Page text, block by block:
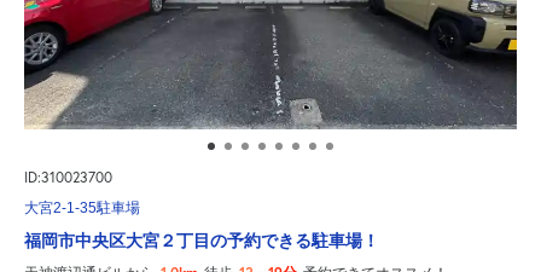
ID:310023700
大宮2-1-35駐車場
福岡市中央区大宮２丁目の予約できる駐車場！